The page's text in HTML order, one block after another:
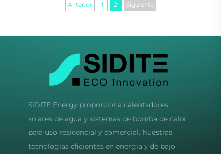
Anterior 1 2 Siguiente
SIDITE Energy proporciona calentadores
solares de agua y sistemas de bomba de calor
para uso residencial y comercial. Nuestras
tecnologías eficientes en energía y de bajo